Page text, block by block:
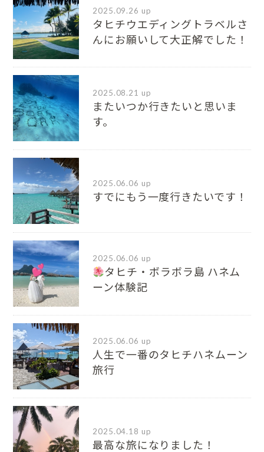
2025.09.26 up
タヒチウエディングトラベルさ
んにお願いして大正解でした！
2025.08.21 up
またいつか行きたいと思いま
す。
2025.06.06 up
すでにもう一度行きたいです！
2025.06.06 up
タヒチ・ボラボラ島 ハネム
ーン体験記
2025.06.06 up
人生で一番のタヒチハネムーン
旅行
2025.04.18 up
最高な旅になりました！